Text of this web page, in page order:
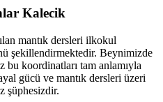
Kalecik
mantık dersleri ilkokul
şekillendirmektedir. Beynimizde
koordinatları tam anlamıyla
gücü ve mantık dersleri üzeri
şüphesizdir.